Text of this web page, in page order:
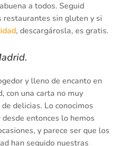
a todos. Seguid
restaurantes sin gluten y si
, descargárosla, es gratis.
y lleno de encanto en
con una carta no muy
delicias. Lo conocimos
desde entonces lo hemos
y parece ser que los
han seguido nuestras